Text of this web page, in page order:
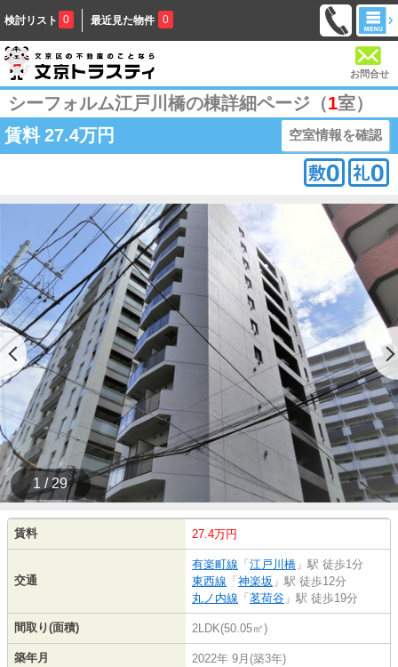
検討リスト 0 最近見た物件 0
お問合せ
シーフォルム江戸川橋の棟詳細ページ（1室）
賃料 27.4万円 空室情報を確認
1 / 29
賃料 27.4万円
交通
有楽町線 「 江戸川橋 」駅 徒歩1分
東西線 「 神楽坂 」駅 徒歩12分
丸ノ内線 「 茗荷谷 」駅 徒歩19分
間取り(面積) 2LDK(50.05㎡)
築年月 2022年 9月(築3年)